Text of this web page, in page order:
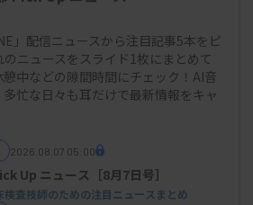
」配信ニュースから注目記事5本をピ
ニュースをスライド1枚にまとめて
中などの隙間時間にチェック！AI音
忙な日々も耳だけで最新情報をキャ
2026.08.07 05:00
Up ニュース［8月7日号］
検査技師のための注目ニュースまとめ